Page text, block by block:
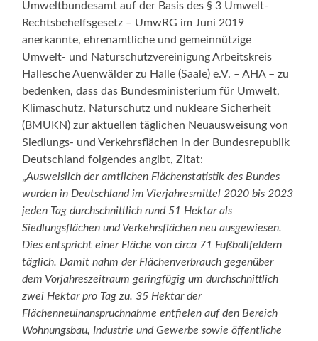
Umweltbundesamt auf der Basis des § 3 Umwelt-
Rechtsbehelfsgesetz – UmwRG im Juni 2019
anerkannte, ehrenamtliche und gemeinnützige
Umwelt- und Naturschutzvereinigung Arbeitskreis
Hallesche Auenwälder zu Halle (Saale) e.V. – AHA – zu
bedenken, dass das Bundesministerium für Umwelt,
Klimaschutz, Naturschutz und nukleare Sicherheit
(BMUKN) zur aktuellen täglichen Neuausweisung von
Siedlungs- und Verkehrsflächen in der Bundesrepublik
Deutschland folgendes angibt, Zitat:
„Ausweislich der amtlichen Flächenstatistik des Bundes
wurden in Deutschland im Vierjahresmittel 2020 bis 2023
jeden Tag durchschnittlich rund 51 Hektar als
Siedlungsflächen und Verkehrsflächen neu ausgewiesen.
Dies entspricht einer Fläche von circa 71 Fußballfeldern
täglich. Damit nahm der Flächenverbrauch gegenüber
dem Vorjahreszeitraum geringfügig um durchschnittlich
zwei Hektar pro Tag zu. 35 Hektar der
Flächenneuinanspruchnahme entfielen auf den Bereich
Wohnungsbau, Industrie und Gewerbe sowie öffentliche